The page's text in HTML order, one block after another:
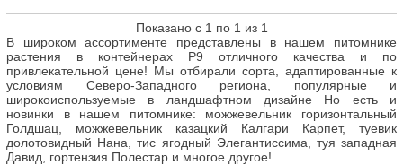
Показано с 1 по 1 из 1
В широком ассортименте представлены в нашем питомнике
растения в контейнерах Р9 отличного качества и по
привлекательной цене! Мы отбирали сорта, адаптированные к
условиям Северо-Западного региона, популярные и
широкоиспользуемые в ландшафтном дизайне Но есть и
новинки в нашем питомнике: можжевельник горизонтальный
Голдшац, можжевельник казацкий Калгари Карпет, туевик
долотовидный Нана, тис ягодный Элегантиссима, туя западная
Давид, гортензия Полестар и многое другое!